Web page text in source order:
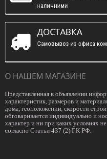
наличними
ДОСТАВКА
Самовывоз из офиса
О НАШЕМ МАГАЗИНЕ
Представленная в объявлении
характеристик, размеров и
дома, геоположении, скорости
обговаривается индивидуально и
характер и ни при каких условиях
согласно Статьи 437 (2) ГК РФ.